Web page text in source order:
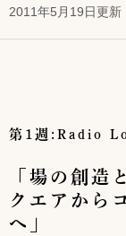
開
2011年5月19日更新
第1週:Radio
「場の創造
クエアから
へ」